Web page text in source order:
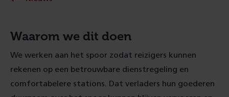
Waarom we dit doen
We werken aan het spoor zodat reizigers kunnen
rekenen op een betrouwbare dienstregeling en
comfortabelere stations. Dat verladers hun goederen